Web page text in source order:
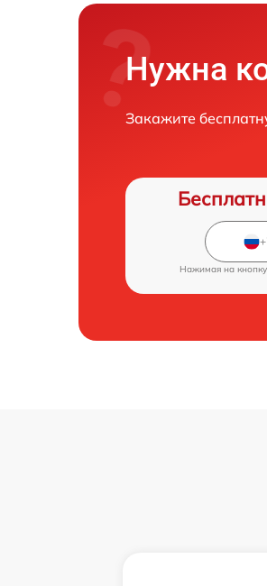
Нужна
Закажите
Нажимая на